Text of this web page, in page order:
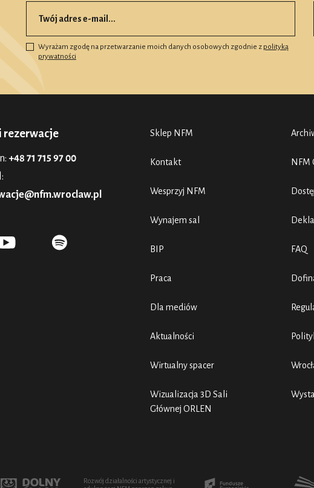
Wyrażam zgodę na przetwarzanie moich danych osobowych zgodnie z polityką
prywatności
rezerwacje
+48 71 715 97 00
Sklep NFM
Kontakt
Wesprzyj NFM
Wynajem sal
BIP
Praca
Dla mediów
Aktualności
Wirtualny spacer
Wizualizacja 3D Sali
Głównej ORLEN
NFM
FAQ
Rozwój działalności artystycznej i